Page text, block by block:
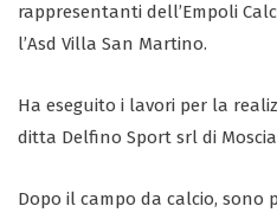
rappresentanti dell’Empoli
l’Asd Villa San Martino.
Ha eseguito i lavori per la
ditta Delfino Sport srl di
Dopo il campo da calcio,